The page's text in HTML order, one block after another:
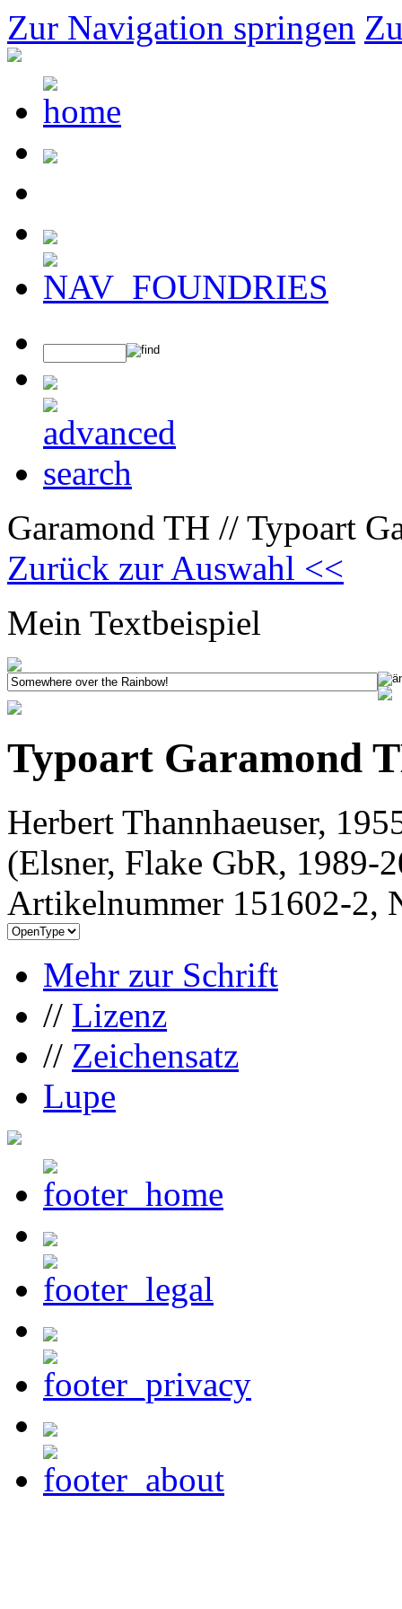
Zur Navigation springen
Garamond TH // Typoart
Zurück zur Auswahl <<
Mein Textbeispiel
Typoart Garamond
Herbert Thannhaeuser,
(Elsner, Flake GbR, 1989-
Artikelnummer 151602-2,
Mehr zur Schrift
// Lizenz
// Zeichensatz
Lupe